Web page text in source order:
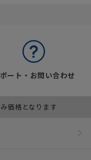
ート・お問い合わせ
価格となります